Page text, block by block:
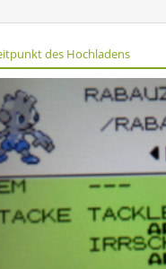
des Hochladens